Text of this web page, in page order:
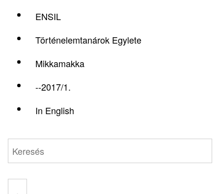
ENSIL
Történelemtanárok Egylete
Mikkamakka
--2017/1.
In English
Keresés